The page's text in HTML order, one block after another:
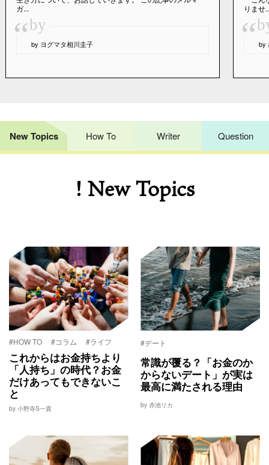
ガ...
“by
by ヨグマタ相川圭子
りませ
“ by
New Topics How To Writer Question
! New Topics
#HOW TO #コラム #ライフ
これからはお金持ちより
「人持ち」の時代？お金
だけあってもできないこ
と
by 小野寺S一貴
#デート
常識が覆る？「お金のか
からないデート」が実は
最高に満たされる理由
by 赤池リカ